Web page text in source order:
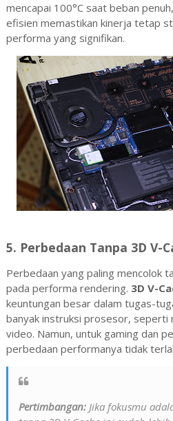
mencapai 100°C saat beban
efisien memastikan kinerja tetap
performa yang signifikan.
5. Perbedaan Tanpa 3D V-
Perbedaan yang paling mencolok
pada performa rendering. 3D V-
keuntungan besar dalam tugas-
banyak instruksi prosesor, seperti
video. Namun, untuk gaming dan
perbedaan performanya tidak
Pertimbangan:Jika fokusmu